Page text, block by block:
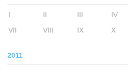
I II III IV
VII
VIII IX X
2011